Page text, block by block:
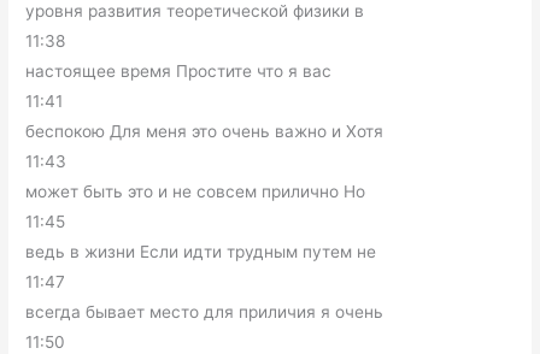
уровня развития теоретической физики в
11:38
настоящее время Простите что я вас
11:41
беспокою Для меня это очень важно и Хотя
11:43
может быть это и не совсем прилично Но
11:45
ведь в жизни Если идти трудным путем не
11:47
всегда бывает место для приличия я очень
11:50